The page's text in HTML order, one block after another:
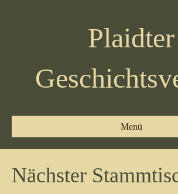
Plaidter
Menü
Nächster